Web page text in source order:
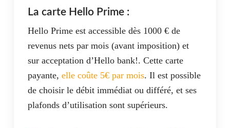
La carte Hello Prime :
Hello Prime est accessible dès 1000 € de
revenus nets par mois (avant imposition) et
sur acceptation d’Hello bank!. Cette carte
payante, elle coûte 5€ par mois. Il est possible
de choisir le débit immédiat ou différé, et ses
plafonds d’utilisation sont supérieurs.